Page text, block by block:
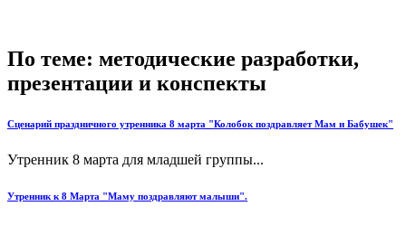
По теме: методические разработки,
презентации и конспекты
Сценарий праздничного утренника 8 марта "Колобок поздравляет Мам и Бабушек"
Утренник 8 марта для младшей группы...
Утренник к 8 Марта "Маму поздравляют малыши".